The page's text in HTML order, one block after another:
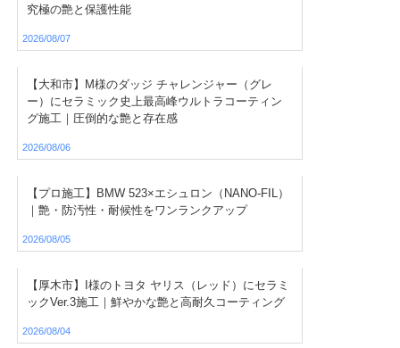
究極の艶と保護性能
2026/08/07
【大和市】M様のダッジ チャレンジャー（グレ
ー）にセラミック史上最高峰ウルトラコーティン
グ施工｜圧倒的な艶と存在感
2026/08/06
【プロ施工】BMW 523×エシュロン（NANO-FIL）
｜艶・防汚性・耐候性をワンランクアップ
2026/08/05
【厚木市】I様のトヨタ ヤリス（レッド）にセラミ
ックVer.3施工｜鮮やかな艶と高耐久コーティング
2026/08/04